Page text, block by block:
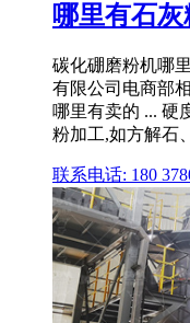
哪里有石
碳化硼磨粉机哪
有限公司电商部
哪里有卖的 ... 硬
粉加工,如方解石
联系电话: 180